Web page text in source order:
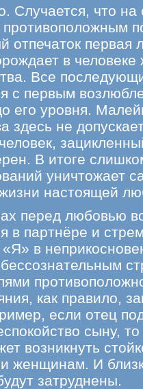
Случается, что на
отпечаток первая
в
Все
с первым
его уровня.
здесь не
В итоге
уничтожает
настоящей
перед любовью
в партнёре и
в
бессознательным
как правило,
если отец
сыну,
возникнуть
женщинам. И
затруднены.